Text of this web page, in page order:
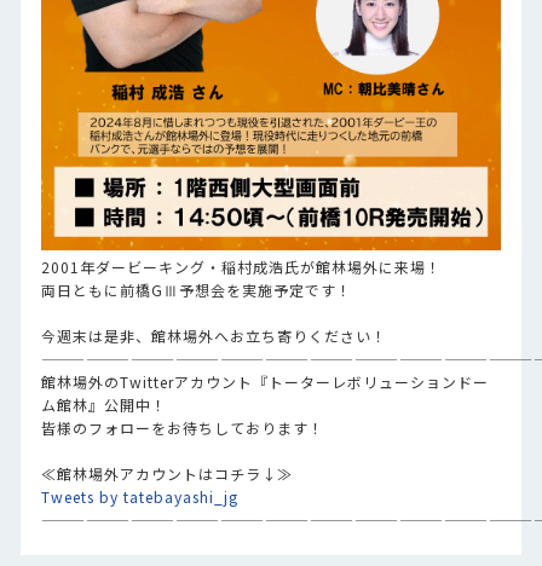
2001年ダービーキング・稲村成浩氏が館林場外に来場！
両日ともに前橋GⅢ予想会を実施予定です！
今週末は是非、館林場外へお立ち寄りください！
館林場外のTwitterアカウント『トーターレボリューションドー
ム館林』公開中！
皆様のフォローをお待ちしております！
≪館林場外アカウントはコチラ↓≫
Tweets by tatebayashi_jg